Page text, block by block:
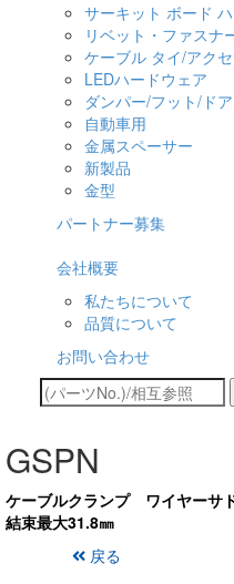
サーキット ボード
リベット・ファスナ
ケーブル タイ/アク
LEDハードウェア
ダンパー/フット/ド
自動車用
金属スペーサー
新製品
金型
パートナー募集
会社概要
私たちについて
品質について
お問い合わせ
GSPN
ケーブルクランプ ワイヤー
結束最大31.8㎜
戻る